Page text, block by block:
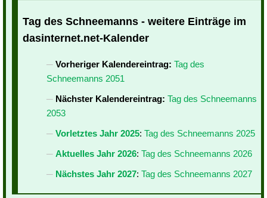
Tag des Schneemanns - weitere Einträge im
dasinternet.net-Kalender
Vorheriger Kalendereintrag: Tag des
Schneemanns 2051
Nächster Kalendereintrag: Tag des Schneemanns
2053
Vorletztes Jahr 2025: Tag des Schneemanns 2025
Aktuelles Jahr 2026: Tag des Schneemanns 2026
Nächstes Jahr 2027: Tag des Schneemanns 2027